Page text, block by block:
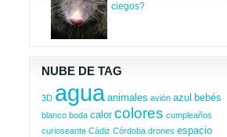
ciegos?
NUBE DE TAG
3D agua animales avión azul bebés
blanco boda calor colores cumpleaños
curioseante Cádiz Córdoba drones espacio